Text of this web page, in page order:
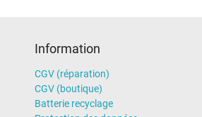
Information
CGV (réparation)
CGV (boutique)
Batterie recyclage